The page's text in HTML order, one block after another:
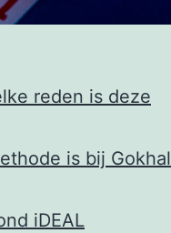
reden is deze
is bij Gokhal
iDEAL